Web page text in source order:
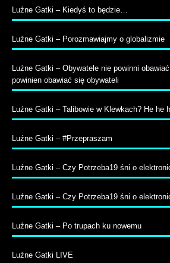
Luźne Gatki – Kiedyś to będzie…
Luźne Gatki – Porozmawiajmy o globalizmie
Luźne Gatki – Obywatele nie powinni
powinien obawiać się obywateli
Luźne Gatki – Talibowie w Klewkach? He he
Luźne Gatki – #Przepraszam
Luźne Gatki – Czy Potrzeba19 śni o
Luźne Gatki – Czy Potrzeba19 śni o
Luźne Gatki – Po trupach ku nowemu
Luźne Gatki LIVE